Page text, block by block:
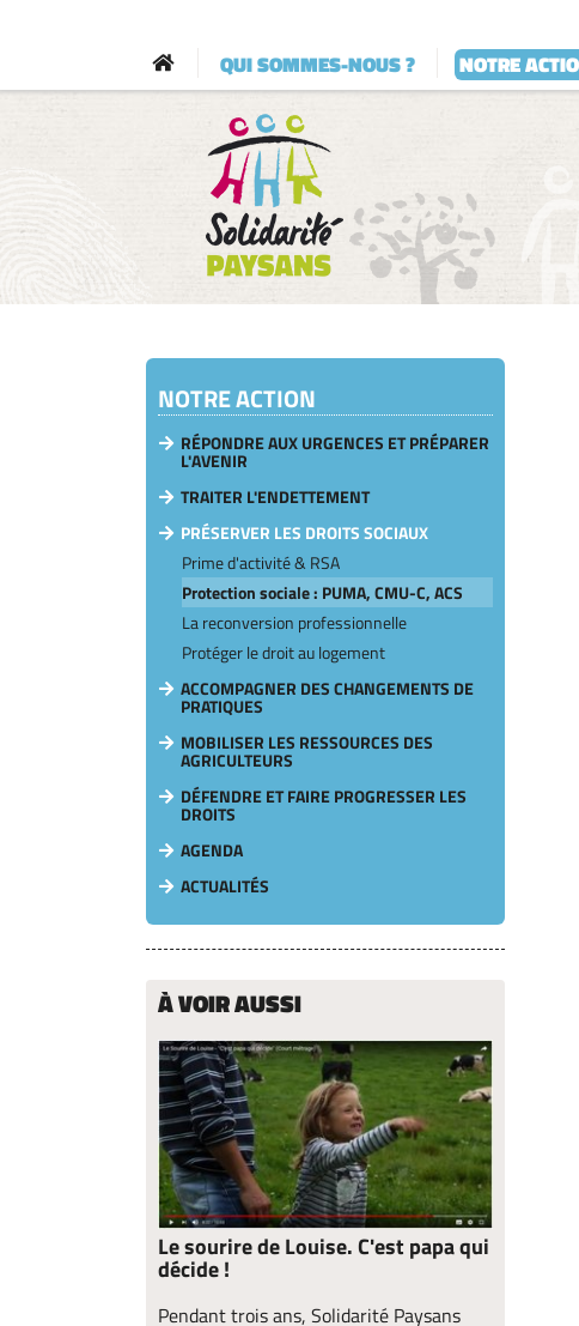
QUI SOMMES-NOUS ? NOTRE
NOTRE ACTION
RÉPONDRE AUX URGENCES ET PRÉPARER
L'AVENIR
TRAITER L'ENDETTEMENT
PRÉSERVER LES DROITS SOCIAUX
Prime d'activité & RSA
Protection sociale : PUMA, CMU-C, ACS
La reconversion professionnelle
Protéger le droit au logement
ACCOMPAGNER DES CHANGEMENTS DE
PRATIQUES
MOBILISER LES RESSOURCES DES
AGRICULTEURS
DÉFENDRE ET FAIRE PROGRESSER LES
DROITS
AGENDA
ACTUALITÉS
À VOIR AUSSI
Le sourire de Louise. C'est papa qui
décide !
Pendant trois ans, Solidarité Paysans